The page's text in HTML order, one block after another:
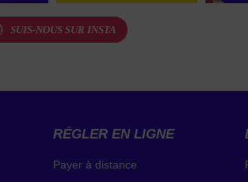
SUIS-NOUS SUR INSTA
RÉGLER EN LIGNE
Payer à distance